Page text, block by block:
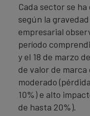
Cada sector se
según la
empresarial
período
y el 18 de marzo
de valor de
moderado
10%) e alto
de hasta 20%).